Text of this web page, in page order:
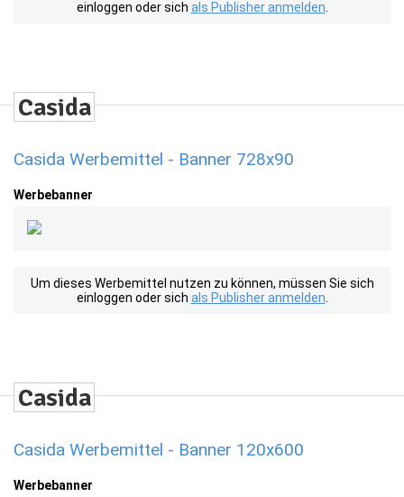
einloggen oder sich als Publisher anmelden
Casida Werbemittel - Banner 728x90
Werbebanner
Um dieses Werbemittel nutzen zu können, müssen Sie sich
einloggen oder sich als Publisher anmelden
Casida Werbemittel - Banner 120x600
Werbebanner